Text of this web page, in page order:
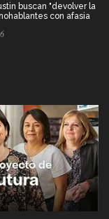
buscan "devolver la
con afasia